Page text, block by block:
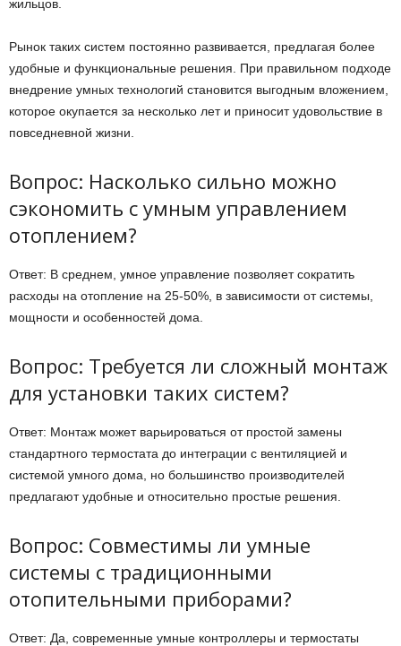
жильцов.
Рынок таких систем постоянно развивается, предлагая более
удобные и функциональные решения. При правильном подходе
внедрение умных технологий становится выгодным вложением,
которое окупается за несколько лет и приносит удовольствие в
повседневной жизни.
Вопрос: Насколько сильно можно
сэкономить с умным управлением
отоплением?
Ответ: В среднем, умное управление позволяет сократить
расходы на отопление на 25-50%, в зависимости от системы,
мощности и особенностей дома.
Вопрос: Требуется ли сложный монтаж
для установки таких систем?
Ответ: Монтаж может варьироваться от простой замены
стандартного термостата до интеграции с вентиляцией и
системой умного дома, но большинство производителей
предлагают удобные и относительно простые решения.
Вопрос: Совместимы ли умные
системы с традиционными
отопительными приборами?
Ответ: Да, современные умные контроллеры и термостаты